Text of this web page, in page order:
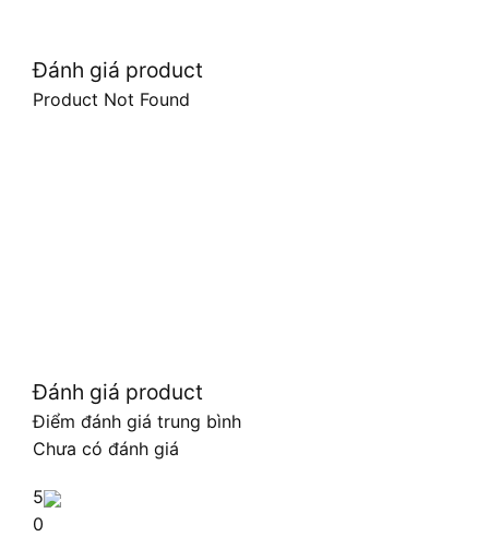
Đánh giá product
Product Not Found
Đánh giá product
Điểm đánh giá trung bình
Chưa có đánh giá
5
0